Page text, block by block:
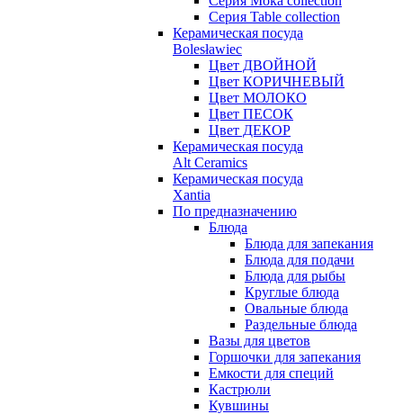
Серия Table collection
Керамическая посуда
Bolesławiec
Цвет ДВОЙНОЙ
Цвет КОРИЧНЕВЫЙ
Цвет МОЛОКО
Цвет ПЕСОК
Цвет ДЕКОР
Керамическая посуда
Alt Ceramics
Керамическая посуда
Xantia
По предназначению
Блюда
Блюда для запекания
Блюда для подачи
Блюда для рыбы
Круглые блюда
Овальные блюда
Раздельные блюда
Вазы для цветов
Горшочки для запекания
Емкости для специй
Кастрюли
Кувшины